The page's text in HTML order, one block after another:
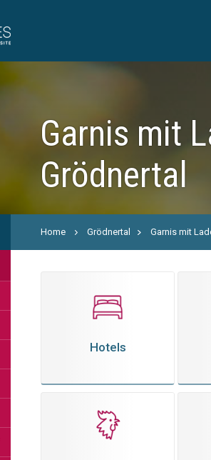
Garnis mit
Grödnertal
Home Grödnertal Garnis mit
Hotels